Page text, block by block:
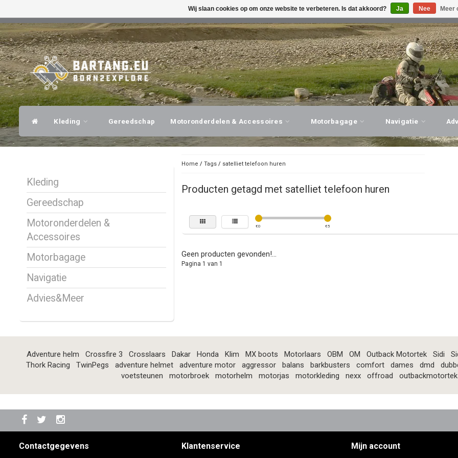
DESKUNDIG ADVIES, PERSOONLIJKE SERVICE! BEZOEK ONZE
Kleding Gereedschap Motoronderdelen & Accessoires Motorbagage Navigatie
Kleding
Gereedschap
Motoronderdelen &
Accessoires
Motorbagage
Navigatie
Advies&Meer
Home / Tags/ satelliet telefoon huren
Producten getagd met satelliet telefoon huren
€0 €5
Geen producten gevonden!...
Pagina 1 van 1
Adventure helm Crossfire 3 Crosslaars Dakar Honda Klim MX boots Motorlaars OBM OM Outback Motortek Sidi
Thork Racing
TwinPegs adventure helmet adventure motor aggressor balans barkbusters comfort dames dmd
voetsteunen
motorbroek motorhelm motorjas motorkleding nexx offroad outbackmotortek
Contactgegevens Klantenservice Mijn account
Wij slaan cookies op om onze website te verbeteren. Is dat akkoord? Ja Nee Meer